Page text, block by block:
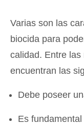
Varias son las
biocida para
calidad. Entre
encuentran las
Debe poseer
Es